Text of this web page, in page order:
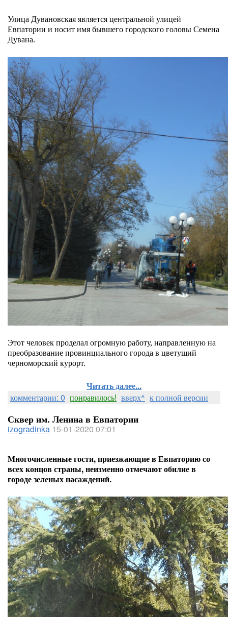
Улица Дувановская является центральной улицей
Евпатории и носит имя бывшего городского головы Семена
Дувана.
Этот человек проделал огромную работу, направленную на
преобразование провинциального города в цветущий
черноморский курорт.
Читать далее...
комментарии: 0 понравилось! вверх^ к полной версии
Сквер им. Ленина в Евпатории
izogradinka 15-01-2020 07:01
Многочисленные гости, приезжающие в Евпаторию со
всех концов страны, неизменно отмечают обилие в
городе зеленых насаждений.